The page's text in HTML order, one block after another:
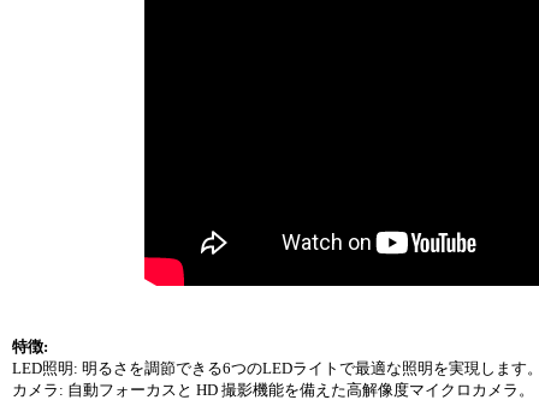
特徴:
LED照明: 明るさを調節できる6つのLEDライトで最適な照明を実現します
カメラ: 自動フォーカスと HD 撮影機能を備えた高解像度マイクロカメラ。